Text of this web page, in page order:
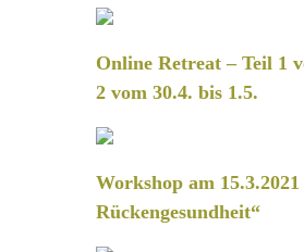
Online Retreat – Teil 1
2 vom 30.4. bis 1.5.
Workshop am
Rückengesundheit“